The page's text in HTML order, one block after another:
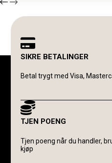
SIKRE BETALINGER
Betal trygt med Visa,
TJEN POENG
Tjen poeng når du handler,
kjøp